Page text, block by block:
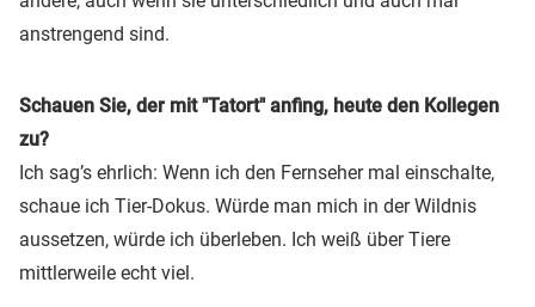
anstrengend sind.
Schauen Sie, der mit "Tatort" anfing, heute den Kollegen
zu?
Ich sag’s ehrlich: Wenn ich den Fernseher mal einschalte,
schaue ich Tier-Dokus. Würde man mich in der Wildnis
aussetzen, würde ich überleben. Ich weiß über Tiere
mittlerweile echt viel.